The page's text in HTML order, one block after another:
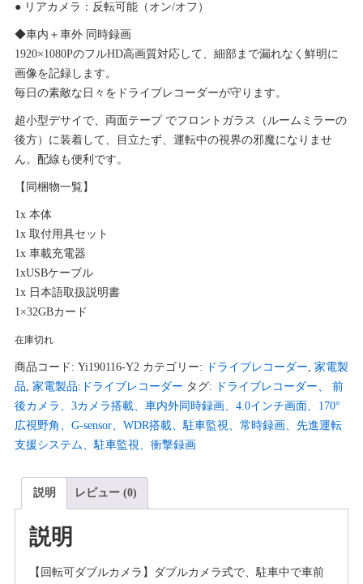
● リアカメラ：反転可能（オン/オフ）
◆車内＋車外 同時録画
1920×1080PのフルHD高画質対応して、細部まで漏れなく鮮明に
画像を記録します。
毎日の素敵な日々をドライブレコーダーが守ります。
超小型デサイで、両面テープ でフロントガラス（ルームミラーの
後方）に装着して、目立たず、運転中の視界の邪魔になりませ
ん。配線も便利です。
【同梱物一覧】
1x 本体
1x 取付用具セット
1x 車載充電器
1xUSBケーブル
1x 日本語取扱説明書
1×32GBカード
在庫切れ
商品コード: Yi190116-Y2 カテゴリー: ドライブレコーダー, 家電製
品, 家電製品:ドライブレコーダー タグ:
ドライブレコーダー、 前
後カメラ、3カメラ搭載、車内外同時録画、4.0インチ画面、170°
広視野角、G-sensor、WDR搭載、駐車監視、常時録画、先進運転
支援システム、駐車監視、衝撃録画
説明 レビュー (0)
説明
【回転可ダブルカメラ】ダブルカメラ式で、駐車中で車前